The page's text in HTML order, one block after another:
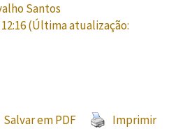
Santos
(Última atualização:
Salvar em PDF
Imprimir